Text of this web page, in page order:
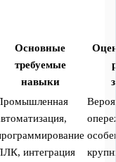
Основные
требуемые
навыки
интеграция